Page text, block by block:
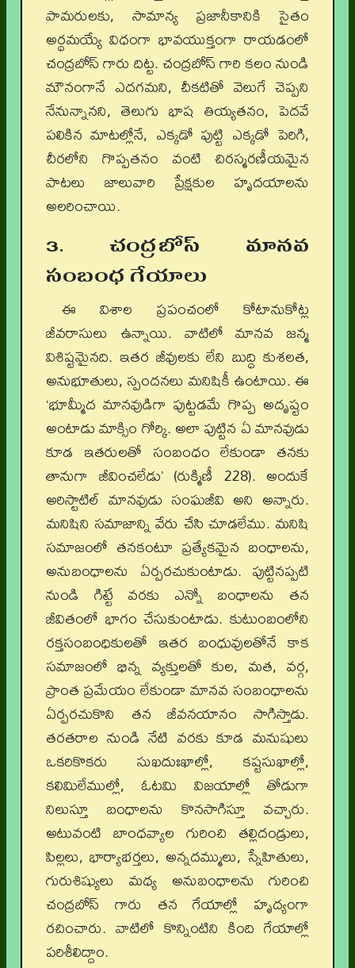
పామరులకు, సామాన్య ప్రజానీకానికి సైతం
అర్థమయ్యే విధంగా భావయుక్తంగా రాయడంలో
చంద్రబోస్ గారు దిట్ట. చంద్రబోస్ గారి కలం నుండి
మౌనంగానే ఎదగమని, చీకటితో వెలుగే చెప్పని
నేనున్నానని, తెలుగు భాష తియ్యతనం, పెదవే
పలికిన మాటల్లోనే, ఎక్కడో పుట్టి ఎక్కడో పెరిగి,
చీరలోని గొప్పతనం వంటి చిరస్మరణీయమైన
పాటలు జాలువారి ప్రేక్షకుల హృదయాలను
అలరించాయి.
3. చంద్రబోస్ మానవ
సంబంధ గేయాలు
ఈ విశాల ప్రపంచంలో కోటానుకోట్ల
జీవరాసులు ఉన్నాయి. వాటిలో మానవ జన్మ
విశిష్టమైనది. ఇతర జీవులకు లేని బుద్ధి కుశలత,
అనుభూతులు, స్పందనలు మనిషికీ ఉంటాయి. ఈ
‘భూమ్మీద మానవుడిగా పుట్టడమే గొప్ప అదృష్టం
అంటాడు మాక్సిం గోర్కి. అలా పుట్టిన ఏ మానవుడు
కూడ ఇతరులతో సంబంధం లేకుండా తనకు
తానుగా జీవించలేడు’ (రుక్మిణీ 228). అందుకే
అరిస్టాటిల్ మానవుడు సంఘజీవి అని అన్నారు.
మనిషిని సమాజాన్ని వేరు చేసి చూడలేము. మనిషి
సమాజంలో తనకంటూ ప్రత్యేకమైన బంధాలను,
అనుబంధాలను ఏర్పరచుకుంటాడు. పుట్టినప్పటి
నుండి గిట్టే వరకు ఎన్నో బంధాలను తన
జీవితంలో భాగం చేసుకుంటాడు. కుటుంబంలోని
రక్తసంబంధికులతో ఇతర బంధువులతోనే కాక
సమాజంలో భిన్న వ్యక్తులతో కుల, మత, వర్గ,
ప్రాంత ప్రమేయం లేకుండా మానవ సంబంధాలను
ఏర్పరచుకొని తన జీవనయానం సాగిస్తాడు.
తరతరాల నుండి నేటి వరకు కూడ మనుషులు
ఒకరికొకరు సుఖదుఃఖాల్లో, కష్టసుఖాల్లో,
కలిమిలేముల్లో, ఓటమి విజయాల్లో తోడుగా
నిలుస్తూ బంధాలను కొనసాగిస్తూ వచ్చారు.
అటువంటి బాంధవ్యాల గురించి తల్లిదండ్రులు,
పిల్లలు, భార్యాభర్తలు, అన్నదమ్ములు, స్నేహితులు,
గురుశిష్యులు మధ్య అనుబంధాలను గురించి
చంద్రబోస్ గారు తన గేయాల్లో హృద్యంగా
రచించారు. వాటిలో కొన్నింటిని కింది గేయాల్లో
పరిశీలిద్దాం.